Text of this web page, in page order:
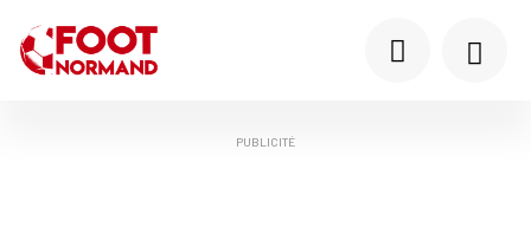
PUBLICITÉ